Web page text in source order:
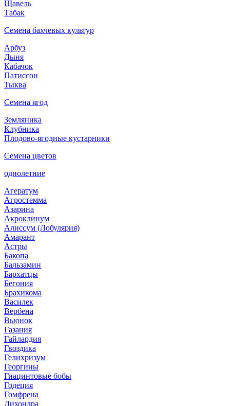
Щавель
Табак
Семена бахчевых культур
Арбуз
Дыня
Кабачок
Патиссон
Тыква
Семена ягод
Земляника
Клубника
Плодово-ягодные кустарники
Семена цветов
однолетние
Агератум
Агростемма
Азарина
Акроклинум
Алиссум (Лобулярия)
Амарант
Астры
Бакопа
Бальзамин
Бархатцы
Бегония
Брахикома
Василек
Вербена
Вьюнок
Газания
Гайлардия
Гвоздика
Гелихризум
Георгины
Гиацинтовые бобы
Годеция
Гомфрена
Дихондра